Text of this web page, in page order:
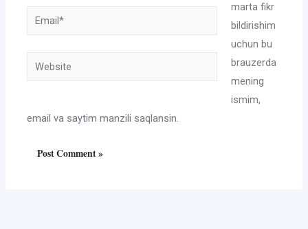
Email*
Website
marta fikr
bildirishim
uchun bu
brauzerda
mening
ismim,
email va saytim manzili saqlansin.